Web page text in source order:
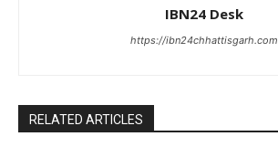
IBN24 Desk
https://ibn24chhattisgarh.com
RELATED ARTICLES